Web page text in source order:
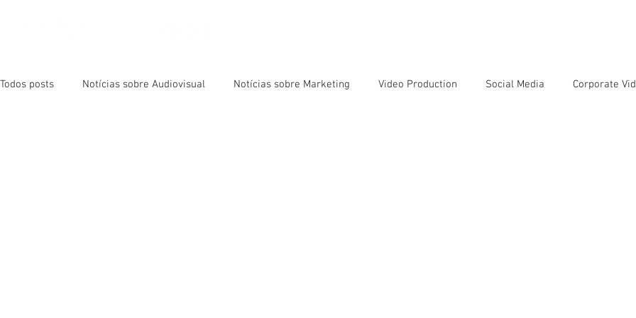
Todos posts Notícias sobre Audiovisual Notícias sobre Marketing Video Production Social Media Corporate